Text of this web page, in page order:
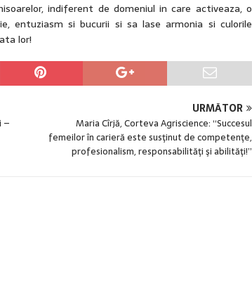
indiferent de domeniul in care activeaza, o
entuziasm si bucurii si sa lase armonia si culorile
lor!
–
URMĂTOR
Maria Cîrjă, Corteva Agriscience: “Succesul
femeilor în carieră este susţinut de competenţe,
profesionalism, responsabilităţi şi abilităţi!”